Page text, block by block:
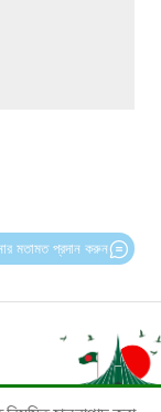
মতামত প্রদান করুন